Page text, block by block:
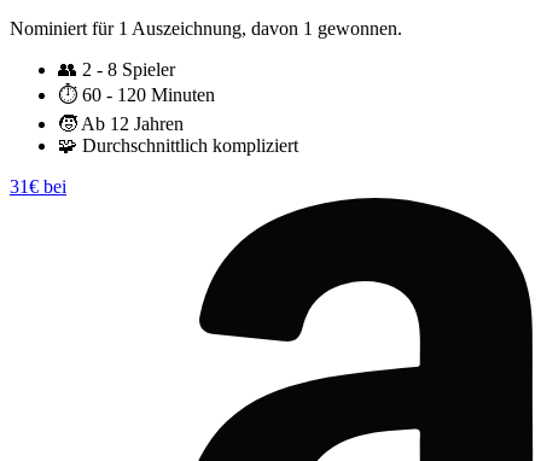
Nominiert für 1 Auszeichnung, davon 1 gewonnen.
👥 2 - 8 Spieler
⏱️ 60 - 120 Minuten
🧒 Ab 12 Jahren
🧩 Durchschnittlich kompliziert
31€ bei